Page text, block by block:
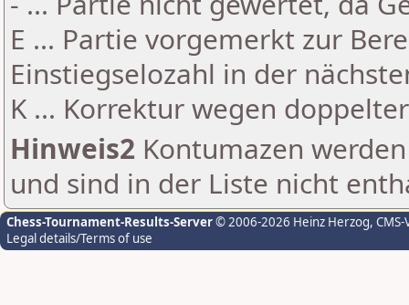
E ... Partie vorgemerkt zur
Einstiegselozahl in der
K ... Korrektur wegen
Hinweis2 Kontumazen
und sind in der Liste nicht
Chess-Tournament-Results-Server© 2006-2026 Heinz Herzog,
Legal details/Terms of use